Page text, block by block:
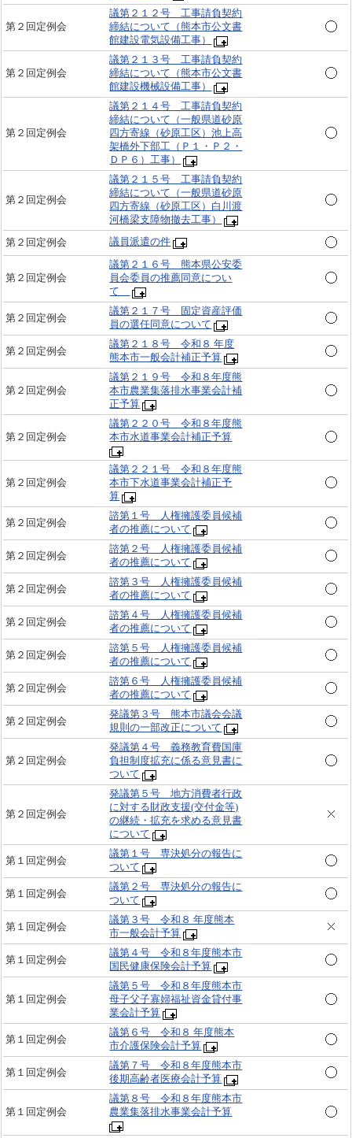
第２回定例会
議第２１２号 工事請負契約
締結について（熊本市公文書
館建設電気設備工事）
第２回定例会
議第２１３号 工事請負契約
締結について（熊本市公文書
館建設機械設備工事）
第２回定例会
議第２１４号 工事請負契約
締結について（一般県道砂原
四方寄線（砂原工区）池上高
架橋外下部工（Ｐ１・Ｐ２・
ＤＰ６）工事）
第２回定例会
議第２１５号 工事請負契約
締結について（一般県道砂原
四方寄線（砂原工区）白川渡
河橋梁支障物撤去工事）
第２回定例会
議員派遣の件
第２回定例会
議第２１６号 熊本県公安委
員会委員の推薦同意につい
て
第２回定例会
議第２１７号 固定資産評価
員の選任同意について
第２回定例会
議第２１８号 令和８ 年度
熊本市一般会計補正予算
第２回定例会
議第２１９号 令和８年度熊
本市農業集落排水事業会計補
正予算
第２回定例会
議第２２０号 令和８年度熊
本市水道事業会計補正予算
第２回定例会
議第２２１号 令和８年度熊
本市下水道事業会計補正予
算
第２回定例会
諮第１号 人権擁護委員候補
者の推薦について
第２回定例会
諮第２号 人権擁護委員候補
者の推薦について
第２回定例会
諮第３号 人権擁護委員候補
者の推薦について
第２回定例会
諮第４号 人権擁護委員候補
者の推薦について
第２回定例会
諮第５号 人権擁護委員候補
者の推薦について
第２回定例会
諮第６号 人権擁護委員候補
者の推薦について
第２回定例会
発議第３号 熊本市議会会議
規則の一部改正について
第２回定例会
発議第４号 義務教育費国庫
負担制度拡充に係る意見書に
ついて
第２回定例会
発議第５号 地方消費者行政
に対する財政支援(交付金等)
の継続・拡充を求める意見書
について
第１回定例会
議第１号 専決処分の報告に
ついて
第１回定例会
議第２号 専決処分の報告に
ついて
第１回定例会
議第３号 令和８ 年度熊本
市一般会計予算
第１回定例会
議第４号 令和８年度熊本市
国民健康保険会計予算
第１回定例会
議第５号 令和８年度熊本市
母子父子寡婦福祉資金貸付事
業会計予算
第１回定例会
議第６号 令和８ 年度熊本
市介護保険会計予算
第１回定例会
議第７号 令和８年度熊本市
後期高齢者医療会計予算
第１回定例会
議第８号 令和８年度熊本市
農業集落排水事業会計予算